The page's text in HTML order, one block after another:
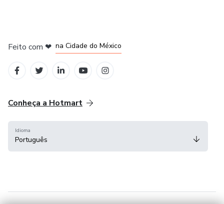
Feito com ❤ na Cidade do México
Conheça a Hotmart
Idioma
Português